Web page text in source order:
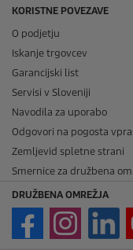
KORISTNE POVEZAVE
O podjetju
Iskanje trgovcev
Garancijski list
Servisi v Sloveniji
Navodila za uporabo
Odgovori na pogosta
Zemljevid spletne strani
Smernice za družbena
DRUŽBENA OMREŽJA